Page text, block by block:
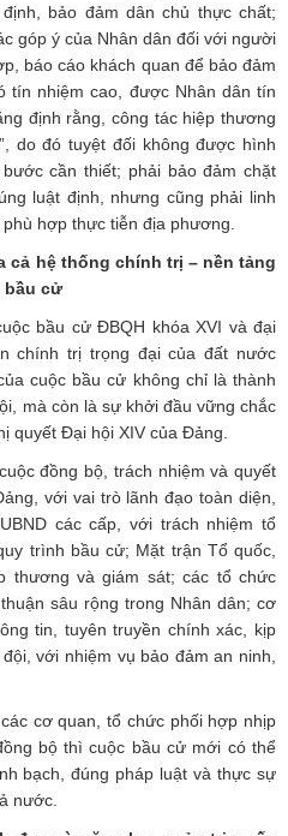
bảo đảm dân chủ thực chất;
góp ý của Nhân dân đối với người
báo cáo khách quan để bảo đảm
tín nhiệm cao, được Nhân dân tín
định rằng, công tác hiệp thương
do đó tuyệt đối không được hình
cần thiết; phải bảo đảm chặt
luật định, nhưng cũng phải linh
hợp thực tiễn địa phương.
cả hệ thống chính trị – nền tảng
bầu cử
bầu cử ĐBQH khóa XVI và đại
chính trị trọng đại của đất nước
cuộc bầu cử không chỉ là thành
mà còn là sự khởi đầu vững chắc
quyết Đại hội XIV của Đảng.
đồng bộ, trách nhiệm và quyết
với vai trò lãnh đạo toàn diện,
các cấp, với trách nhiệm tổ
trình bầu cử; Mặt trận Tổ quốc,
thương và giám sát; các tổ chức
sâu rộng trong Nhân dân; cơ
tin, tuyên truyền chính xác, kịp
với nhiệm vụ bảo đảm an ninh,
cơ quan, tổ chức phối hợp nhịp
bộ thì cuộc bầu cử mới có thể
bạch, đúng pháp luật và thực sự
nước.